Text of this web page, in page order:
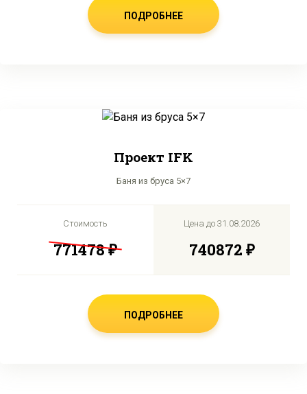
ПОДРОБНЕЕ
Проект IFK
Баня из бруса 5×7
Стоимость
771478 ₽
Цена до 31.08.2026
740872 ₽
ПОДРОБНЕЕ